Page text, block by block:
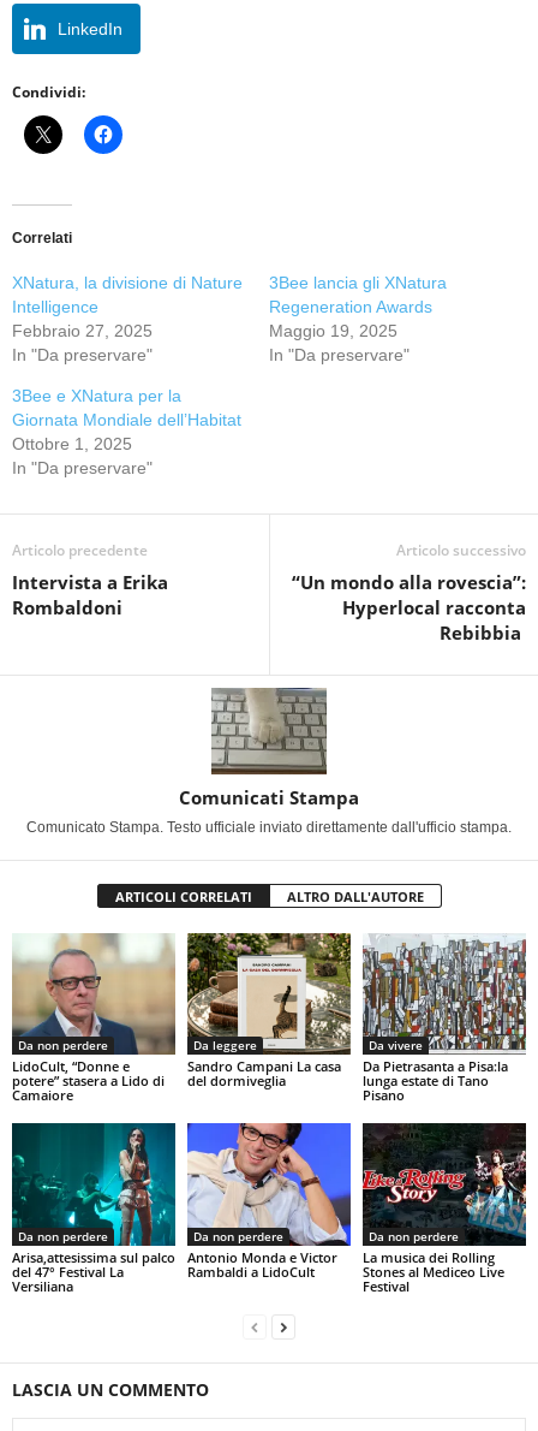
LinkedIn
Condividi:
Correlati
XNatura, la divisione di Nature
Intelligence
Febbraio 27, 2025
In "Da preservare"
3Bee lancia gli XNatura
Regeneration Awards
Maggio 19, 2025
In "Da preservare"
3Bee e XNatura per la
Giornata Mondiale dell’Habitat
Ottobre 1, 2025
In "Da preservare"
Articolo precedente
Intervista a Erika
Rombaldoni
Articolo successivo
“Un mondo alla rovescia”:
Hyperlocal racconta
Rebibbia
Comunicati Stampa
Comunicato Stampa. Testo ufficiale inviato direttamente dall'ufficio stampa.
ARTICOLI CORRELATI ALTRO DALL'AUTORE
Da non perdere
LidoCult, “Donne e
potere” stasera a Lido di
Camaiore
Da leggere
Sandro Campani La casa
del dormiveglia
Da vivere
Da Pietrasanta a Pisa:la
lunga estate di Tano
Pisano
Da non perdere
Arisa,attesissima sul palco
del 47° Festival La
Versiliana
Da non perdere
Antonio Monda e Victor
Rambaldi a LidoCult
Da non perdere
La musica dei Rolling
Stones al Mediceo Live
Festival
LASCIA UN COMMENTO